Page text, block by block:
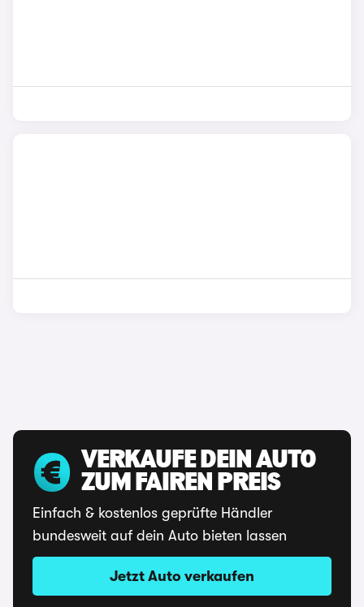
VERKAUFE DEIN AUTO
ZUM FAIREN PREIS
Einfach & kostenlos geprüfte Händler
bundesweit auf dein Auto bieten lassen
Jetzt Auto verkaufen